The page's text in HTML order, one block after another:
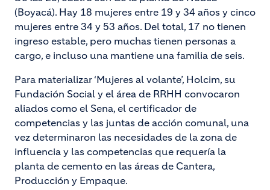
(Boyacá). Hay 18 mujeres entre 19 y 34 años y cinco
mujeres entre 34 y 53 años. Del total, 17 no tienen
ingreso estable, pero muchas tienen personas a
cargo, e incluso una mantiene una familia de seis.
Para materializar ‘Mujeres al volante’, Holcim, su
Fundación Social y el área de RRHH convocaron
aliados como el Sena, el certificador de
competencias y las juntas de acción comunal, una
vez determinaron las necesidades de la zona de
influencia y las competencias que requería la
planta de cemento en las áreas de Cantera,
Producción y Empaque.